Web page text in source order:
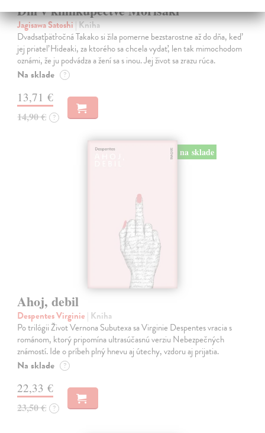
Dni v kníhkupectve Morisaki
Jagisawa Satoshi| Kniha
Dvadsaťpäťročná Takako si žila pomerne bezstarostne až do dňa, keď
jej priateľ Hideaki, za ktorého sa chcela vydať, len tak mimochodom
oznámi, že ju podvádza a žení sa s inou. Jej život sa zrazu rúca.
Na sklade ?
13,71 €
14,90 € ?
na sklade
Ahoj, debil
Despentes Virginie | Kniha
Po trilógii Život Vernona Subutexa sa Virginie Despentes vracia s
románom, ktorý pripomína ultrasúčasnú verziu Nebezpečných
známostí. Ide o príbeh plný hnevu aj útechy, vzdoru aj prijatia.
Na sklade ?
22,33 €
23,50 € ?